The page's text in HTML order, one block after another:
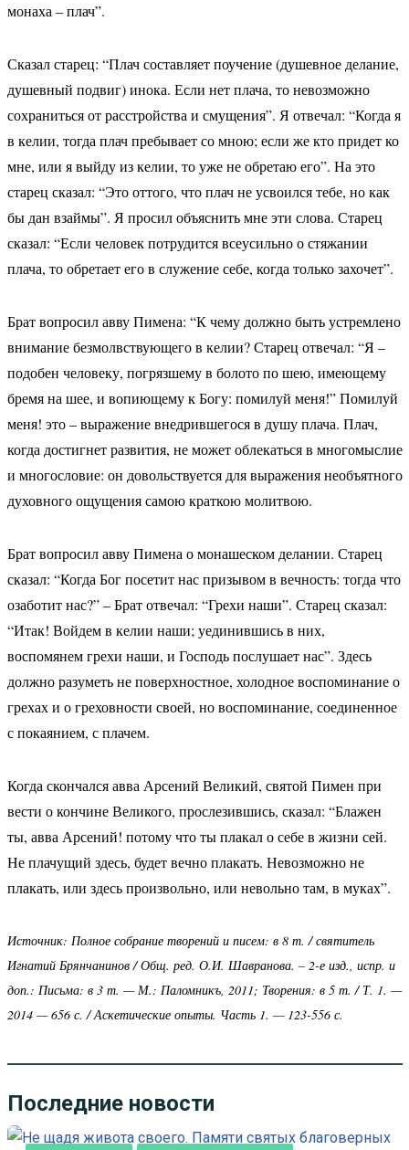
монаха – плач”.
Сказал старец: “Плач составляет поучение (душевное делание,
душевный подвиг) инока. Если нет плача, то невозможно
сохраниться от расстройства и смущения”. Я отвечал: “Когда я
в келии, тогда плач пребывает со мною; если же кто придет ко
мне, или я выйду из келии, то уже не обретаю его”. На это
старец сказал: “Это оттого, что плач не усвоился тебе, но как
бы дан взаймы”. Я просил объяснить мне эти слова. Старец
сказал: “Если человек потрудится всеусильно о стяжании
плача, то обретает его в служение себе, когда только захочет”.
Брат вопросил авву Пимена: “К чему должно быть устремлено
внимание безмолвствующего в келии? Старец отвечал: “Я –
подобен человеку, погрязшему в болото по шею, имеющему
бремя на шее, и вопиющему к Богу: помилуй меня!” Помилуй
меня! это – выражение внедрившегося в душу плача. Плач,
когда достигнет развития, не может облекаться в многомыслие
и многословие: он довольствуется для выражения необъятного
духовного ощущения самою краткою молитвою.
Брат вопросил авву Пимена о монашеском делании. Старец
сказал: “Когда Бог посетит нас призывом в вечность: тогда что
озаботит нас?” – Брат отвечал: “Грехи наши”. Старец сказал:
“Итак! Войдем в келии наши; уединившись в них,
воспомянем грехи наши, и Господь послушает нас”. Здесь
должно разуметь не поверхностное, холодное воспоминание о
грехах и о греховности своей, но воспоминание, соединенное
с покаянием, с плачем.
Когда скончался авва Арсений Великий, святой Пимен при
вести о кончине Великого, прослезившись, сказал: “Блажен
ты, авва Арсений! потому что ты плакал о себе в жизни сей.
Не плачущий здесь, будет вечно плакать. Невозможно не
плакать, или здесь произвольно, или невольно там, в муках”.
Источник: Полное собрание творений и писем: в 8 т. / святитель
Игнатий Брянчанинов / Общ. ред. О.И. Шавранова. – 2-е изд., испр. и
доп.: Письма: в 3 т. — М.: Паломникъ, 2011; Творения: в 5 т. / Т. 1. —
2014 — 656 с. / Аскетические опыты. Часть 1. — 123-556 с.
Последние новости